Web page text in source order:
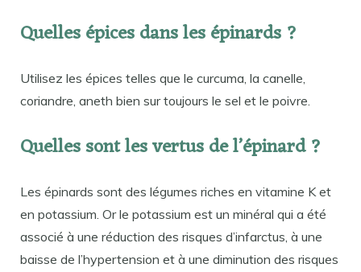
Quelles épices dans les épinards ?
Utilisez les épices telles que le curcuma, la canelle,
coriandre, aneth bien sur toujours le sel et le poivre.
Quelles sont les vertus de l’épinard ?
Les épinards sont des légumes riches en vitamine K et
en potassium. Or le potassium est un minéral qui a été
associé à une réduction des risques d’infarctus, à une
baisse de l’hypertension et à une diminution des risques